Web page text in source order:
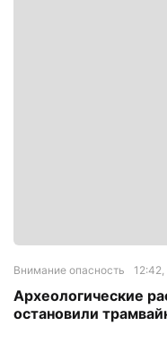
Внимание опасность
Археологические
остановили